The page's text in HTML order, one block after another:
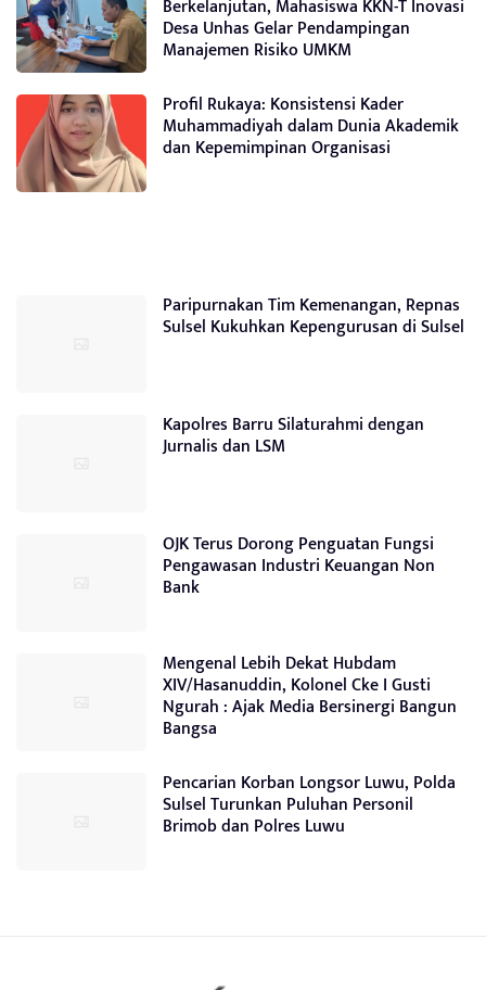
Berkelanjutan, Mahasiswa KKN-T Inovasi
Desa Unhas Gelar Pendampingan
Manajemen Risiko UMKM
Profil Rukaya: Konsistensi Kader
Muhammadiyah dalam Dunia Akademik
dan Kepemimpinan Organisasi
Paripurnakan Tim Kemenangan, Repnas
Sulsel Kukuhkan Kepengurusan di Sulsel
Kapolres Barru Silaturahmi dengan
Jurnalis dan LSM
OJK Terus Dorong Penguatan Fungsi
Pengawasan Industri Keuangan Non
Bank
Mengenal Lebih Dekat Hubdam
XIV/Hasanuddin, Kolonel Cke I Gusti
Ngurah : Ajak Media Bersinergi Bangun
Bangsa
Pencarian Korban Longsor Luwu, Polda
Sulsel Turunkan Puluhan Personil
Brimob dan Polres Luwu